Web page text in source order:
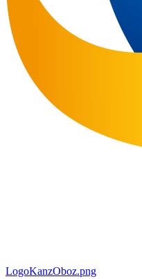
LogoKanzOboz.png